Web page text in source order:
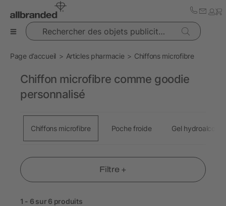
Rechercher des objets publicitaires
Page d’accueil Articles pharmacie Chiffons microfibre
Filtre +
1 - 6 sur 6 produits
Chiffon microfibre comme goodie
personnalisé
Chiffons microfibre Poche froide Gel